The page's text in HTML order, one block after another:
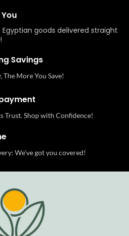
goods delivered straight
Savings
The More You Save!
Trust. Shop with Confidence!
We’ve got you covered!